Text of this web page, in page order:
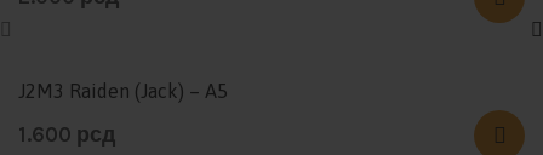
J2M3 Raiden (Jack) – A5
1.600 рсд